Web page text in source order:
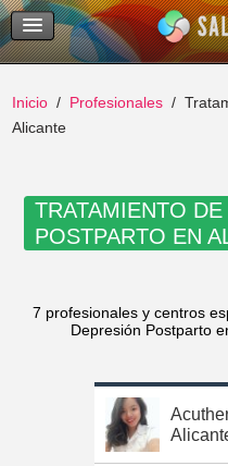
Temas Recientes
Buscar
Inicio Profesionales
Alicante
TRATAMIENTO
POSTPARTO EN
7 profesionales y centros
Depresión Postparto